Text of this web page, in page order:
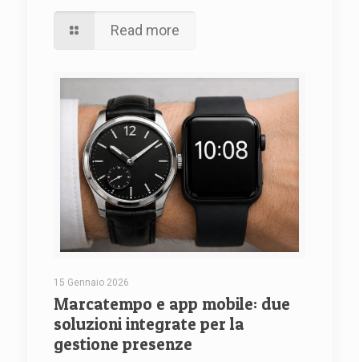
Read more
15 Gennaio 2026
Marcatempo e app mobile: due
soluzioni integrate per la
gestione presenze